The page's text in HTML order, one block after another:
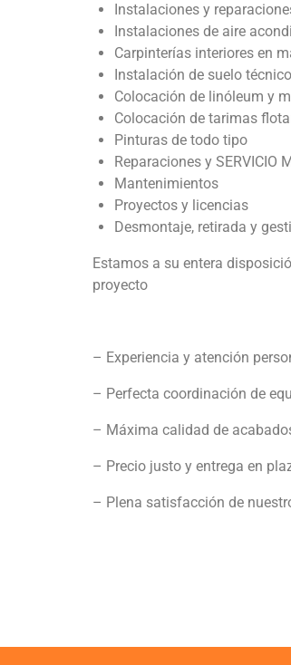
Instalaciones y
Instalaciones de aire
Carpinterías interiores en
Instalación de suelo técnico
Colocación de linóleum y
Colocación de tarimas
Pinturas de todo tipo
Reparaciones y SERVICIO
Mantenimientos
Proyectos y licencias
Desmontaje, retirada y
Estamos a su entera
proyecto
– Experiencia y atención
– Perfecta coordinación de
– Máxima calidad de
– Precio justo y entrega en
– Plena satisfacción de